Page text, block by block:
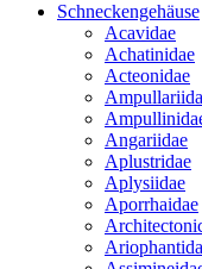
Schneckengehäuse
Acavidae
Achatinidae
Acteonidae
Angariidae
Aplustridae
Aplysiidae
Aporrhaidae